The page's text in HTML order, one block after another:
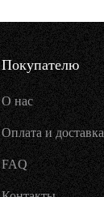
Покупателю
О нас
Оплата и доставка
FAQ